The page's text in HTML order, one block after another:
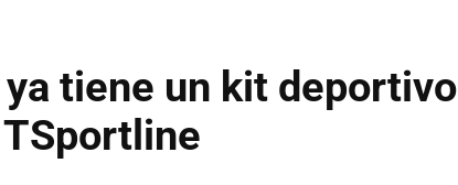
ya tiene un kit deportivo